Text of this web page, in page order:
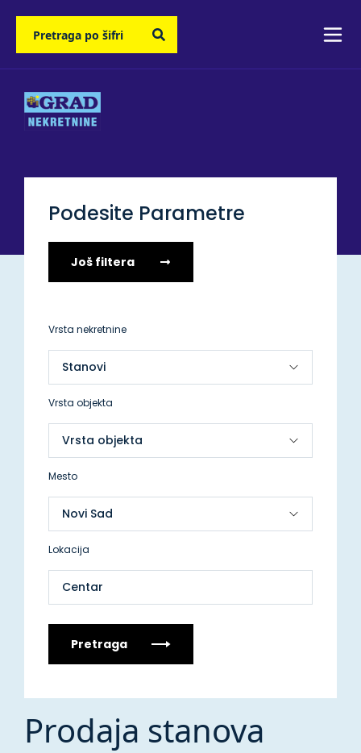
Podesite Parametre
Još filtera
Vrsta nekretnine
Vrsta objekta
Mesto
Lokacija
Centar
Pretraga
Prodaja stanova